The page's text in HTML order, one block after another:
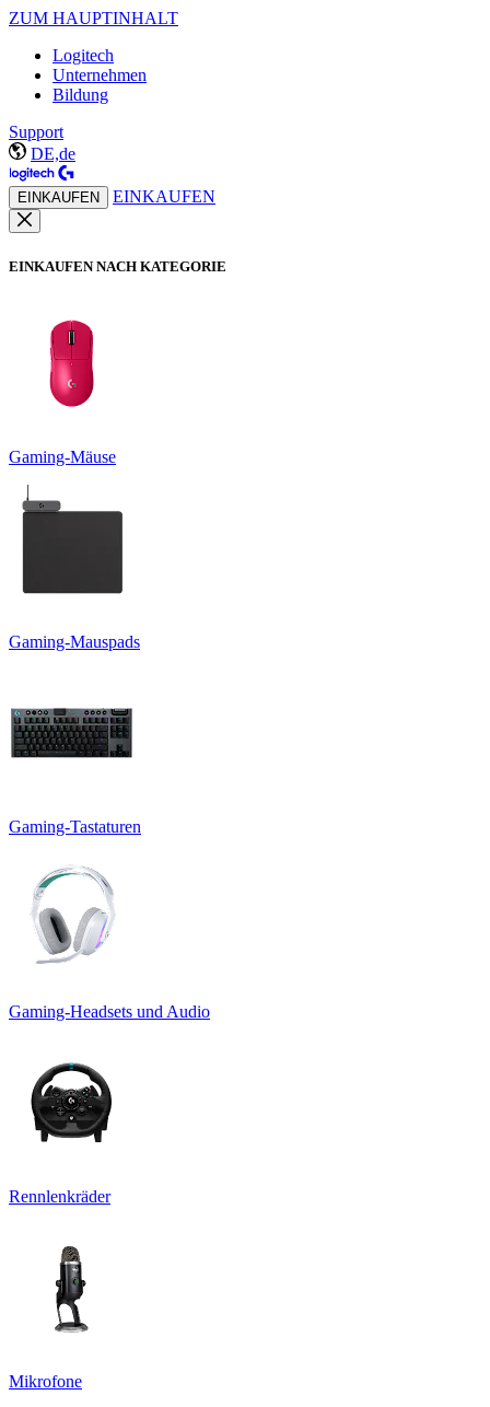
ZUM HAUPTINHALT
Logitech
Unternehmen
Bildung
Support
DE,de
EINKAUFEN EINKAUFEN
EINKAUFEN NACH KATEGORIE
Gaming-Mäuse
Gaming-Mauspads
Gaming-Tastaturen
Gaming-Headsets und Audio
Rennlenkräder
Mikrofone